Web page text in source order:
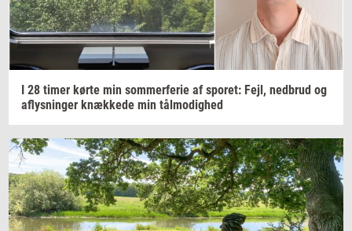
I 28 timer kørte min som­mer­fe­rie af spo­ret: Fejl, ned­brud og
af­lys­nin­ger knæk­ke­de min tå­l­mo­dig­hed